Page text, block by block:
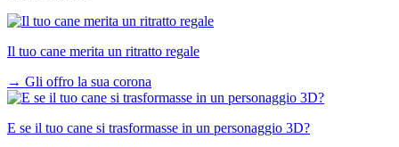
Il tuo cane merita un ritratto regale
→ Gli offro la sua corona
E se il tuo cane si trasformasse in un personaggio 3D?